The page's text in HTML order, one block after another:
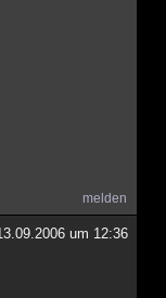
melden
um 12:36